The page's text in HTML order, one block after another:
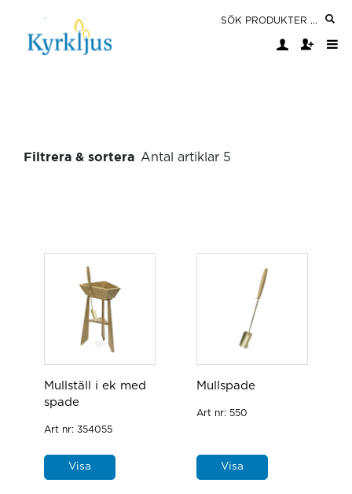
Filtrera & sortera Antal artiklar 5
Mullställ i ek med
spade
Art nr: 354055
Visa
Mullspade
Art nr: 550
Visa